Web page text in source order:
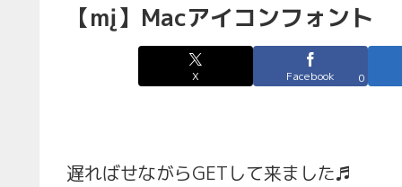
【mį】Macアイコンフォント
X Facebook 0
遅ればせながらGETして来ました♬